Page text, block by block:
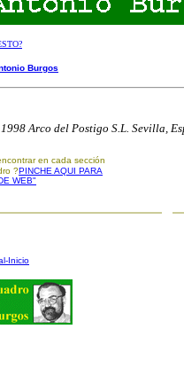
Burgos
Arco del Postigo S.L. Sevilla,
en cada sección
?PINCHE AQUI PARA
WEB"
Inicio